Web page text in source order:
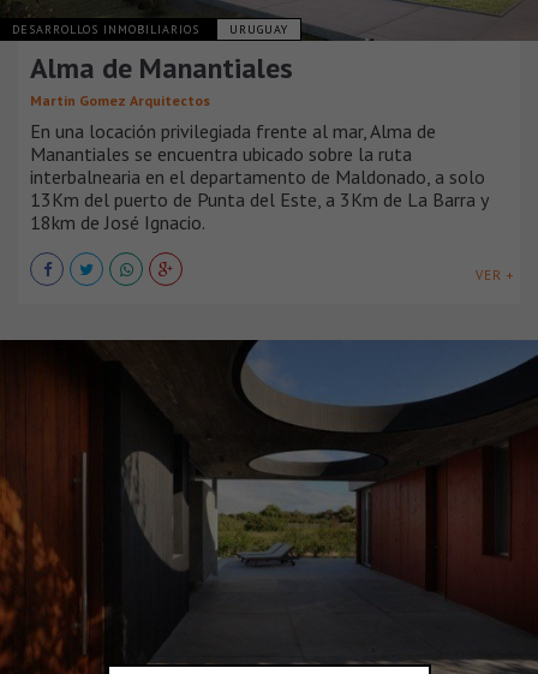
DESARROLLOS INMOBILIARIOS URUGUAY
Alma de Manantiales
Martin Gomez Arquitectos
En una locación privilegiada frente al mar, Alma de
Manantiales se encuentra ubicado sobre la ruta
interbalnearia en el departamento de Maldonado, a solo
13Km del puerto de Punta del Este, a 3Km de La Barra y
18km de José Ignacio.
VER +